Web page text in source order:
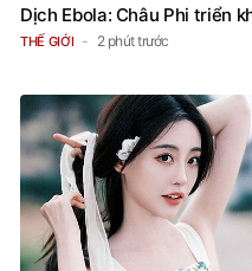
Dịch Ebola: Châu Phi triển
THẾ GIỚI 2 phút trước